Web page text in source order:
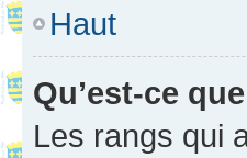
Haut
Qu’est-ce
Les rangs qui